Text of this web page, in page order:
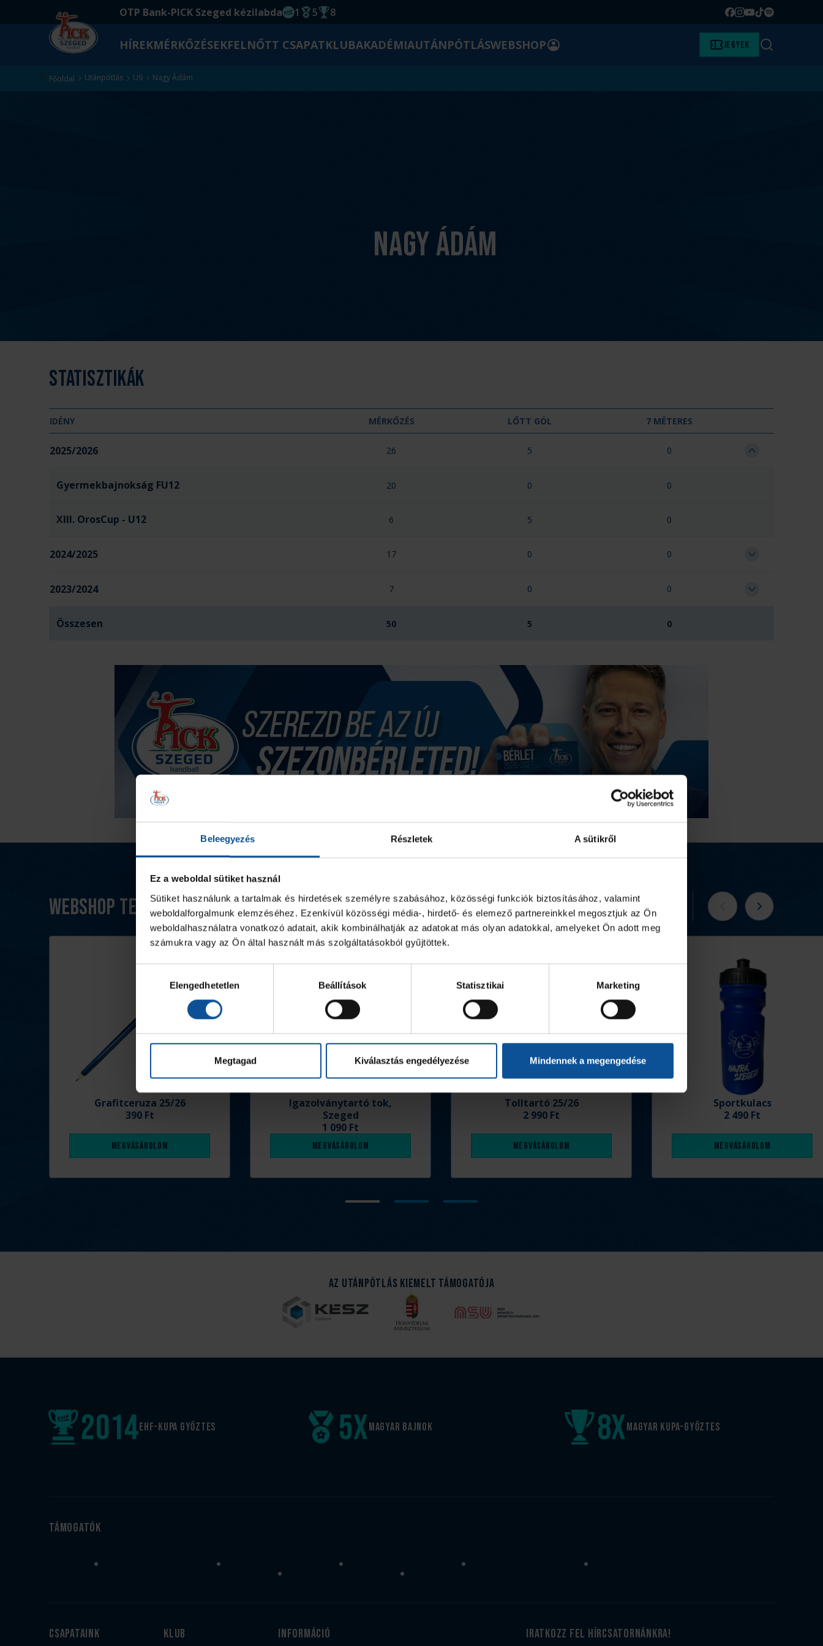
Beleegyezés Részletek A sütikről
Ez a weboldal sütiket használ
Sütiket használunk a tartalmak és hirdetések személyre szabásához, közösségi funkciók biztosításához, valamint
weboldalforgalmunk elemzéséhez. Ezenkívül közösségi média-, hirdető- és elemező partnereinkkel megosztjuk az Ön
weboldalhasználatra vonatkozó adatait, akik kombinálhatják az adatokat más olyan adatokkal, amelyeket Ön adott meg
számukra vagy az Ön által használt más szolgáltatásokból gyűjtöttek.
kiválasztásaElengedhetetlen Beállítások Statisztikai Marketing
Megtagad Kiválasztás engedélyezése Mindennek a megengedése
OTP Bank-PICK Szeged kézilabda
EHF kupagyőzelem 2014
1
Magyar Bajnoki cím
5
Magyar-Kupa győzelem
8 Facebook
Instagram
YouTube
TikTok
Spotify
HÍREKMÉRKŐZÉSEKFELNŐTT CSAPATKLUBAKADÉMIAUTÁNPÓTLÁSWEBSHOPBELÉPÉS Jegyek Keresés
Főoldal Utánpótlás U9 Nagy Ádám
Nagy Ádám
Statisztikák
IDÉNY MÉRKŐZÉS LŐTT GÓL 7 MÉTERES
2025/2026 26 5 0
Gyermekbajnokság FU12 20 0 0
XIII. OrosCup - U12 6 5 0
2024/2025 17 0 0
2023/2024 7 0 0
Összesen 50 5 0
Webshop termékek Tovább a webshopra
Grafitceruza 25/26
390 Ft
Megvásárolom
Igazolványtartó tok,
Szeged
1 090 Ft
Megvásárolom
Tolltartó 25/26
2 990 Ft
Megvásárolom
Sportkulacs
2 490 Ft
Megvásárolom
Az Utánpótlás kiemelt támogatója
EHF-Kupa győztes
2014 Magyar bajnok
5x Magyar kupa-győztes
8x
Támogatók
Csapataink Klub Információ iratkozz fel hírcsatornánkra!